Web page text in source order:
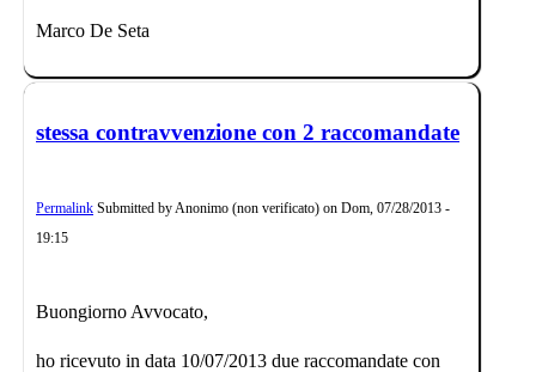
Marco De Seta
stessa contravvenzione con 2 raccomandate
Permalink Submitted by Anonimo (non verificato) on Dom, 07/28/2013 -
19:15
Buongiorno Avvocato,
ho ricevuto in data 10/07/2013 due raccomandate con